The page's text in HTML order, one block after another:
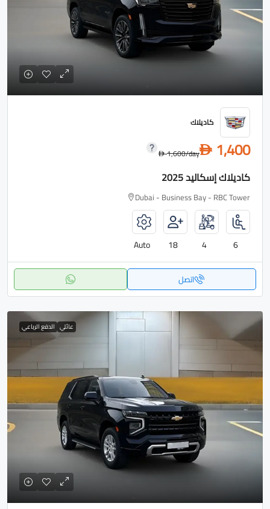
كاديلاك
D 1,400
D1,600/day
كاديلاك إسكاليد 2025
Dubai - Business Bay - RBC Tower
6
4
18
Auto
اتصل
عائلي الدفع الرباعي